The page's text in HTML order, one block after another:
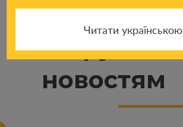
К другим
новостям
Читати українською